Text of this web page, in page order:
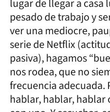
lugar de llegar a casa
pesado de trabajo y
ver una mediocre,
serie de Netflix
pasiva), hagamos
nos rodea, que no
frecuencia adecuada.
hablar, hablar, hablar